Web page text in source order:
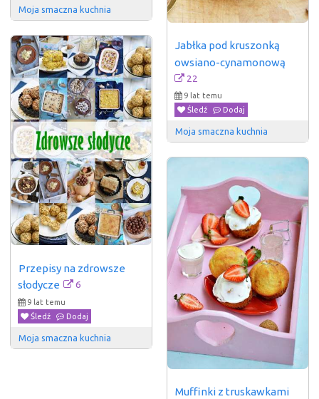
Moja smaczna kuchnia
Jabłka pod kruszonką
owsiano-cynamonową
22
9 lat temu
Śledź
Dodaj
Moja smaczna kuchnia
Przepisy na zdrowsze
słodycze
6
9 lat temu
Śledź
Dodaj
Moja smaczna kuchnia
Muffinki z truskawkami